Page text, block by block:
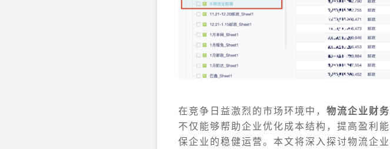
在竞争日益激烈的市场环境中， 物流企业财
不仅能够帮助企业优化成本结构，提高盈利
保企业的稳健运营。本文将深入探讨物流企